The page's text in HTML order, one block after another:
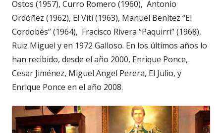
Ostos (1957), Curro Romero (1960), Antonio
Ordóñez (1962), El Viti (1963), Manuel Benítez “El
Cordobés” (1964), Fracisco Rivera “Paquirri” (1968),
Ruiz Miguel y en 1972 Galloso. En los últimos años lo
han recibido, desde el año 2000, Enrique Ponce,
Cesar Jiménez, Miguel Angel Perera, El Julio, y
Enrique Ponce en el año 2008.